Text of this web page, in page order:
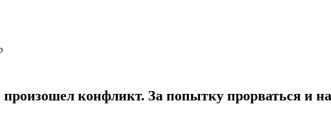
конфликт. За попытку прорваться и